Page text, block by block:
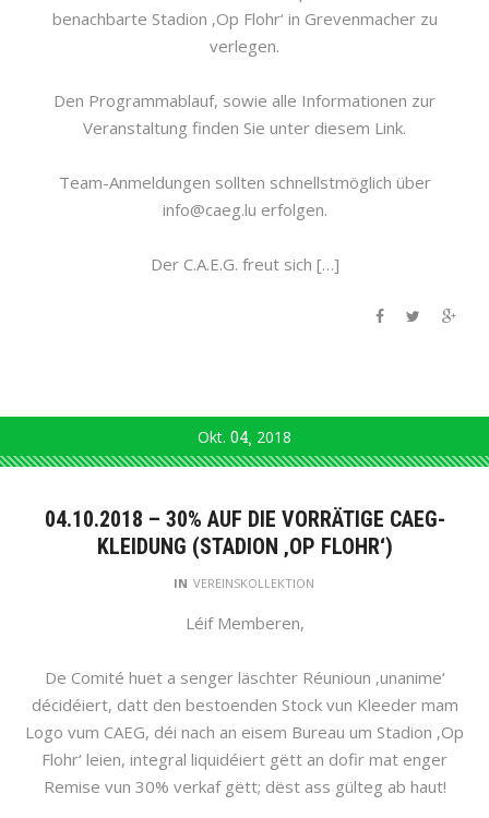
benachbarte Stadion ‚Op Flohr‘ in Grevenmacher zu
verlegen.
Den Programmablauf, sowie alle Informationen zur
Veranstaltung finden Sie unter diesem Link.
Team-Anmeldungen sollten schnellstmöglich über
info@caeg.lu erfolgen.
Der C.A.E.G. freut sich […]
Okt. 04 2018
04.10.2018 – 30% AUF DIE VORRÄTIGE CAEG-
KLEIDUNG (STADION ‚OP FLOHR‘)
IN VEREINSKOLLEKTION
Léif Memberen,
De Comité huet a senger läschter Réunioun ‚unanime‘
décidéiert, datt den bestoenden Stock vun Kleeder mam
Logo vum CAEG, déi nach an eisem Bureau um Stadion ‚Op
Flohr‘ leien, integral liquidéiert gëtt an dofir mat enger
Remise vun 30% verkaf gëtt; dëst ass gülteg ab haut!